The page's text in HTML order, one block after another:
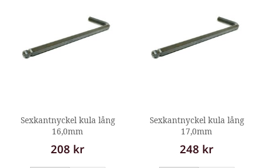
Sexkantnyckel kula lång
16,0mm
208 kr
Sexkantnyckel kula lång
17,0mm
248 kr